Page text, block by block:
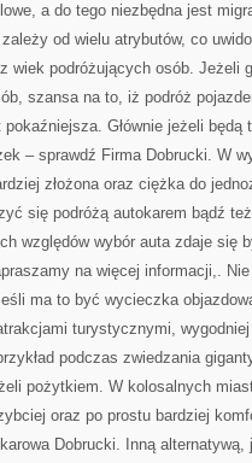
a do tego niezbędna jest
od wielu atrybutów, co
wiek podróżujących osób. Jeżeli
szansa na to, iż podróż
Głównie jeżeli będą
– sprawdź Firma Dobrucki. W
złożona oraz ciężka do
się podróżą autokarem bądź
względów wybór auta zdaje się
na więcej informacji,.
ma to być wycieczka
turystycznymi,
podczas zwiedzania
pożytkiem. W kolosalnych
oraz po prostu bardziej
Dobrucki. Inną